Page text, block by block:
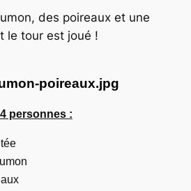
des poireaux et une
le tour est joué !
personnes :